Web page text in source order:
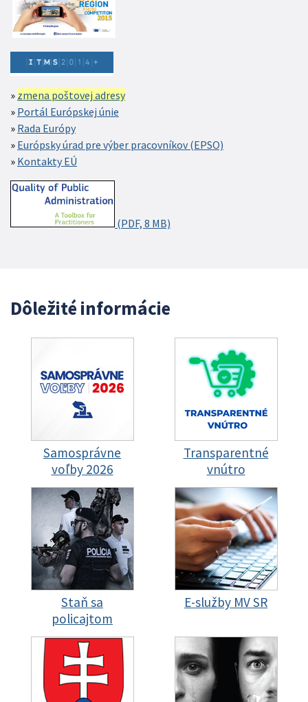
zmena poštovej adresy
Portál Európskej únie
Rada Európy
Európsky úrad pre výber pracovníkov (EPSO)
Kontakty EÚ
(PDF, 8 MB)
Dôležité informácie
Samosprávne
voľby 2026
Transparentné
vnútro
Staň sa
policajtom
E-služby MV SR